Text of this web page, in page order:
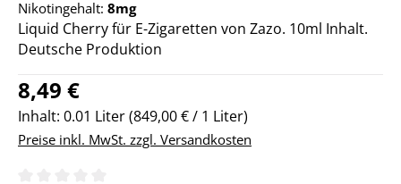
Nikotingehalt: 8mg
Liquid Cherry für E-Zigaretten von Zazo. 10ml Inhalt.
Deutsche Produktion
Regulärer Preis:
8,49 €
Inhalt: 0.01 Liter(849,00 € / 1 Liter)
Preise inkl. MwSt. zzgl. Versandkosten